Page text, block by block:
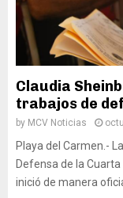
Claudia
trabajos de
by MCV Noticias
Playa del Carmen.-
Defensa de la
inició de manera